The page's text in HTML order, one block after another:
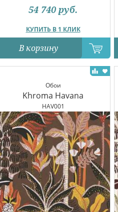
КУПИТЬ В 1 КЛИК
54 740 руб.
В корзину
Обои
Khroma Havana
HAV001